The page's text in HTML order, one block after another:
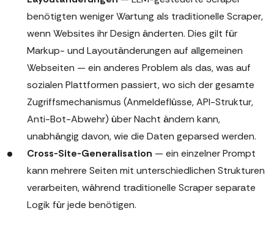
benötigten weniger Wartung als traditionelle Scraper,
wenn Websites ihr Design änderten. Dies gilt für
Markup- und Layoutänderungen auf allgemeinen
Webseiten — ein anderes Problem als das, was auf
sozialen Plattformen passiert, wo sich der gesamte
Zugriffsmechanismus (Anmeldeflüsse, API-Struktur,
Anti-Bot-Abwehr) über Nacht ändern kann,
unabhängig davon, wie die Daten geparsed werden.
Cross-Site-Generalisation — ein einzelner Prompt
kann mehrere Seiten mit unterschiedlichen Strukturen
verarbeiten, während traditionelle Scraper separate
Logik für jede benötigen.